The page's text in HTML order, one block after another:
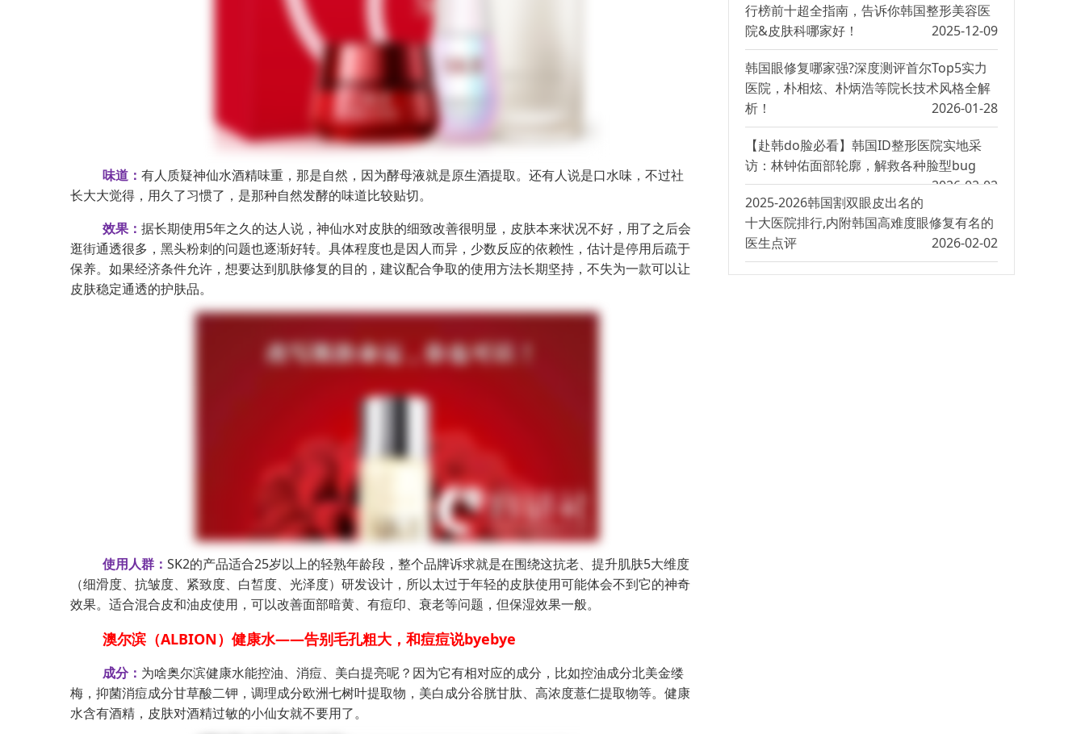
味道： 有人质疑神仙水酒精味重，那是自然，因为酵母液就是原生酒提取。还有人说是口水味，不过社
长大大觉得，用久了习惯了，是那种自然发酵的味道比较贴切。
效果： 据长期使用5年之久的达人说，神仙水对皮肤的细致改善很明显，皮肤本来状况不好，用了之后会
逛街通透很多，黑头粉刺的问题也逐渐好转。具体程度也是因人而异，少数反应的依赖性，估计是停用后疏于
保养。如果经济条件允许，想要达到肌肤修复的目的，建议配合争取的使用方法长期坚持，不失为一款可以让
皮肤稳定通透的护肤品。
使用人群： SK2的产品适合25岁以上的轻熟年龄段，整个品牌诉求就是在围绕这抗老、提升肌肤5大维度
（细滑度、抗皱度、紧致度、白皙度、光泽度）研发设计，所以太过于年轻的皮肤使用可能体会不到它的神奇
效果。适合混合皮和油皮使用，可以改善面部暗黄、有痘印、衰老等问题，但保湿效果一般。
澳尔滨（ALBION）健康水——告别毛孔粗大，和痘痘说byebye
成分： 为啥奥尔滨健康水能控油、消痘、美白提亮呢？因为它有相对应的成分，比如控油成分北美金缕
梅，抑菌消痘成分甘草酸二钾，调理成分欧洲七树叶提取物，美白成分谷胱甘肽、高浓度薏仁提取物等。健康
水含有酒精，皮肤对酒精过敏的小仙女就不要用了。
行榜前十超全指南，告诉你韩国整形美容医
院&皮肤科哪家好！
2025-12-09
韩国眼修复哪家强?深度测评首尔Top5实力
医院，朴相炫、朴炳浩等院长技术风格全解
析！
2026-01-28
【赴韩do脸必看】韩国ID整形医院实地采
访：林钟佑面部轮廓，解救各种脸型bug
2026-02-02
2025-2026韩国割双眼皮出名的
十大医院排行,内附韩国高难度眼修复有名的
医生点评
2026-02-02